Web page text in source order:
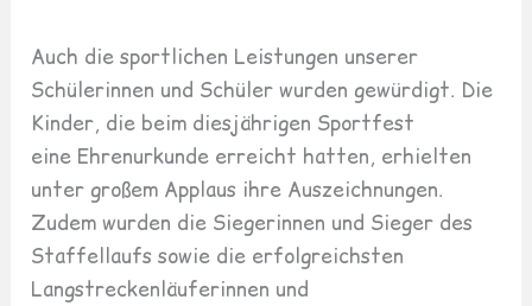
Auch die sportlichen Leistungen unserer
Schülerinnen und Schüler wurden gewürdigt. Die
Kinder, die beim diesjährigen Sportfest
eine Ehrenurkunde erreicht hatten, erhielten
unter großem Applaus ihre Auszeichnungen.
Zudem wurden die Siegerinnen und Sieger des
Staffellaufs sowie die erfolgreichsten
Langstreckenläuferinnen und